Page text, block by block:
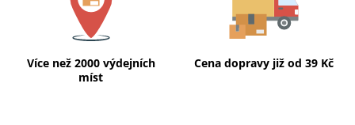
Více než 2000 výdejních
míst
Cena dopravy již od 39 Kč